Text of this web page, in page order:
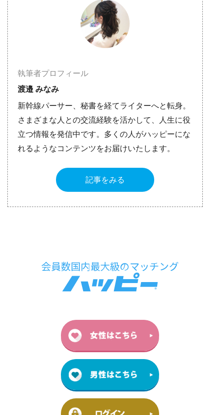
執筆者プロフィール
渡邉 みなみ
新幹線パーサー、秘書を経てライターへと転身。
さまざまな人との交流経験を活かして、人生に役
立つ情報を発信中です。多くの人がハッピーにな
れるようなコンテンツをお届けいたします。
記事をみる